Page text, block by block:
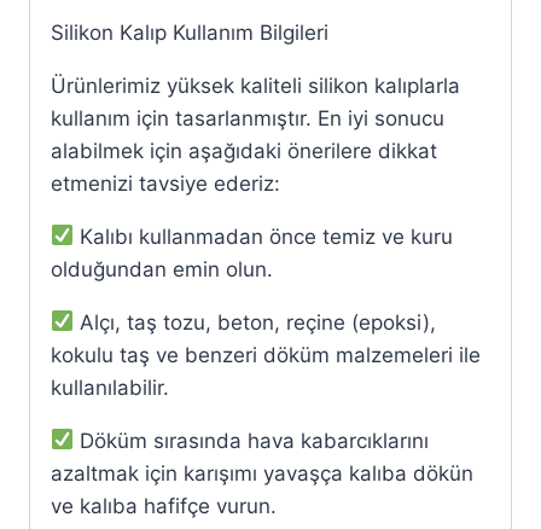
Silikon Kalıp Kullanım Bilgileri
Ürünlerimiz yüksek kaliteli silikon kalıplarla
kullanım için tasarlanmıştır. En iyi sonucu
alabilmek için aşağıdaki önerilere dikkat
etmenizi tavsiye ederiz:
Kalıbı kullanmadan önce temiz ve kuru
olduğundan emin olun.
Alçı, taş tozu, beton, reçine (epoksi),
kokulu taş ve benzeri döküm malzemeleri ile
kullanılabilir.
Döküm sırasında hava kabarcıklarını
azaltmak için karışımı yavaşça kalıba dökün
ve kalıba hafifçe vurun.